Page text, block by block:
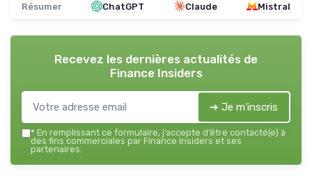
Résumer ChatGPT Claude Mistral
Recevez les dernières actualités de
Finance Insiders
➔ Je m'inscris
* En remplissant ce formulaire, j’accepte d’être contacté(e) à
des fins commerciales par Finance Insiders et ses
partenaires.